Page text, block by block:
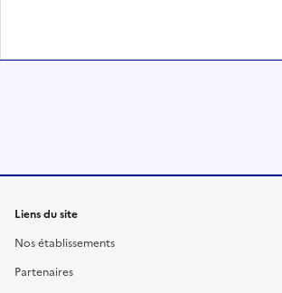
Liens du site
Nos établissements
Partenaires